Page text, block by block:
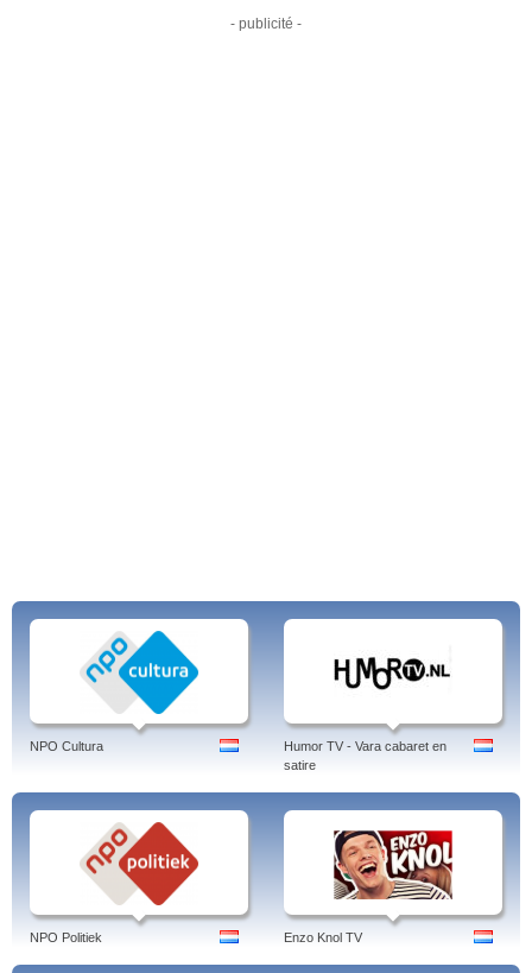
- publicité -
NPO Cultura
Humor TV - Vara cabaret en
satire
NPO Politiek Enzo Knol TV